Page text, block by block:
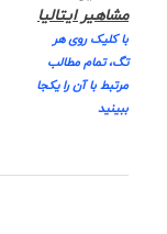
مشاهیر ایتالیا
با کلیک روی هر
تگ، تمام مطالب
مرتبط با آن را یکجا
ببینید